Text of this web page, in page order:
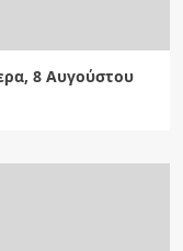
8 Αυγούστου